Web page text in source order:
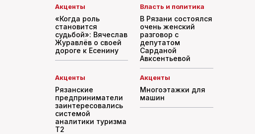
Акценты
«Когда роль
становится
судьбой»: Вячеслав
Журавлёв о своей
дороге к Есенину
Власть и политика
В Рязани состоялся
очень женский
разговор с
депутатом
Сарданой
Авксентьевой
Акценты
Рязанские
предприниматели
заинтересовались
системой
аналитики туризма
T2
Акценты
Многоэтажки для
машин